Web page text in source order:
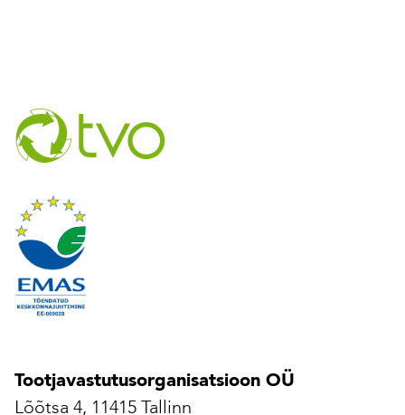
Tootjavastutusorganisatsioon OÜ
Lõõtsa 4, 11415 Tallinn